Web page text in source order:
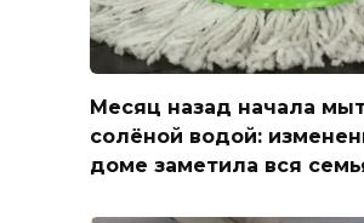
Месяц назад начала
солёной водой:
доме заметила вся